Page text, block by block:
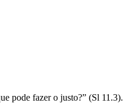
pode fazer o justo?” (Sl 11.3).